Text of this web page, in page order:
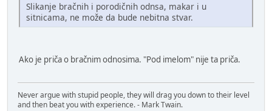
Slikanje bračnih i porodičnih odnsa, makar i u
sitnicama, ne može da bude nebitna stvar.
Ako je priča o bračnim odnosima. "Pod imelom" nije ta priča.
Never argue with stupid people, they will drag you down to their level
and then beat you with experience. - Mark Twain.